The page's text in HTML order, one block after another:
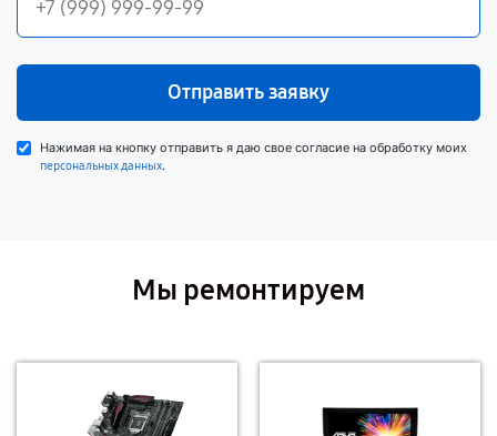
Отправить заявку
Нажимая на кнопку отправить я даю свое согласие на обработку моих
персональных данных.
Мы ремонтируем